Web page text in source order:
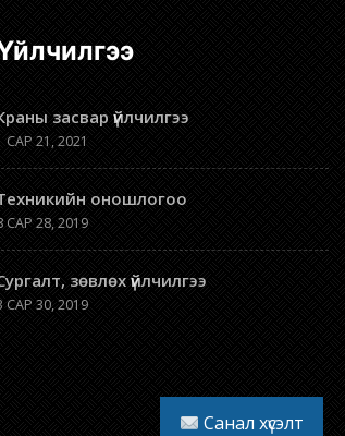
Үйлчилгээ
Краны засвар үйлчилгээ
1 САР 21, 2021
Техникийн оношлогоо
8 САР 28, 2019
Сургалт, зөвлөх үйлчилгээ
3 САР 30, 2019
Санал хүсэлт